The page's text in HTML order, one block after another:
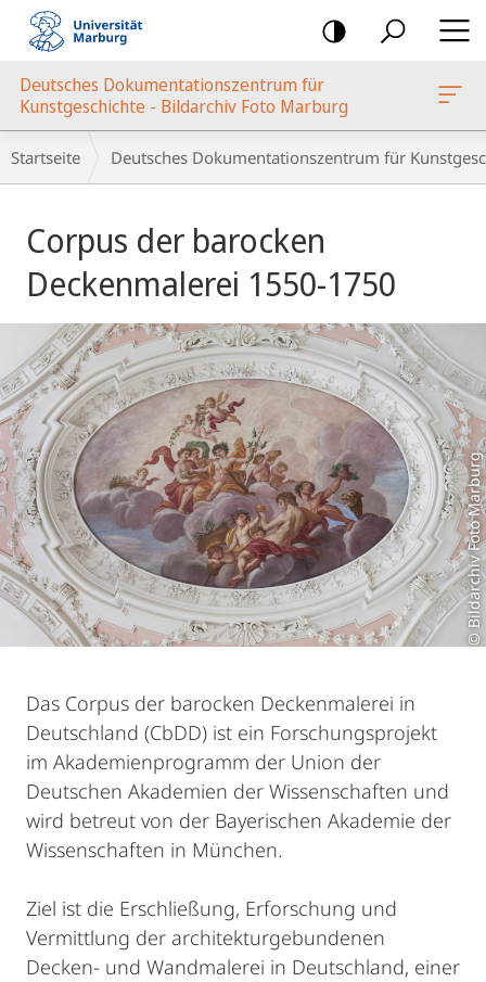
Mobile-
Navigation
Marburg
Deutsches Dokumentationszentrum für
Kunstgeschichte - Bildarchiv Foto Marburg
Breadcrumb-
Navigation
Startseite Deutsches Dokumentationszentrum für
Corpus der barocken
Deckenmalerei 1550-1750
© Bildarchiv Foto Marburg
Das Corpus der barocken Deckenmalerei in
Deutschland (CbDD) ist ein Forschungsprojekt
im Akademienprogramm der Union der
Deutschen Akademien der Wissenschaften und
wird betreut von der Bayerischen Akademie der
Wissenschaften in München.
Ziel ist die Erschließung, Erforschung und
Vermittlung der architekturgebundenen
Decken- und Wandmalerei in Deutschland, einer